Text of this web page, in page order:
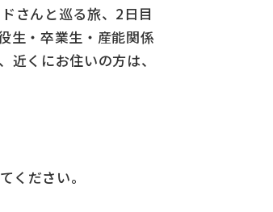
さんと巡る旅、2日目
生・卒業生・産能関係
くにお住いの方は、
ださい。